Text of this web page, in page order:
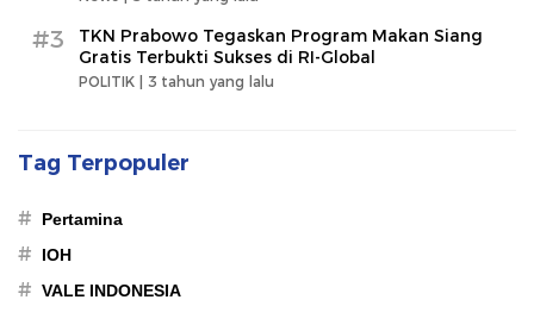
#3
TKN Prabowo Tegaskan Program Makan Siang
Gratis Terbukti Sukses di RI-Global
POLITIK | 3 tahun yang lalu
Tag Terpopuler
# Pertamina
# IOH
# VALE INDONESIA